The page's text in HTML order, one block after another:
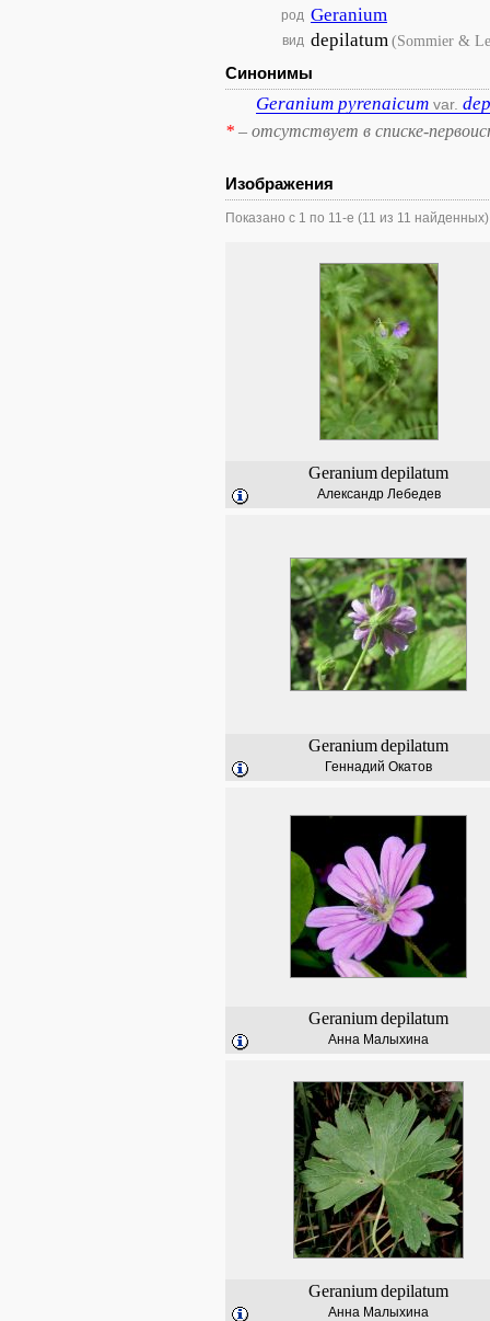
род Geranium
вид depilatum(Sommier &
Синонимы
Geranium pyrenaicum var.
* – отсутствует в списке-
Изображения
Показано с 1 по 11-е (11 из 11 найденных)
Geraniumdepilatum
Александр Лебедев
Geraniumdepilatum
Геннадий Окатов
Geraniumdepilatum
Анна Малыхина
Geraniumdepilatum
Анна Малыхина